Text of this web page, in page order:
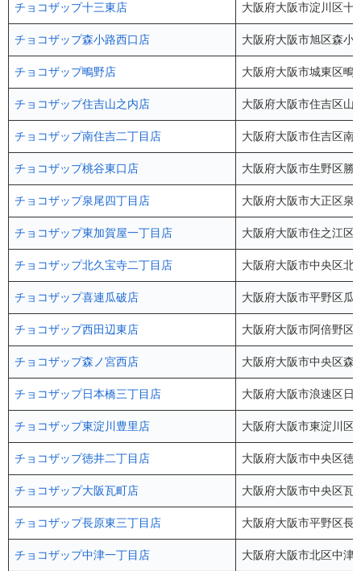
チョコザップ十三東店 大阪府大阪市淀川区
チョコザップ森小路西口店 大阪府大阪市旭区森
チョコザップ鴫野店 大阪府大阪市城東区
チョコザップ住吉山之内店 大阪府大阪市住吉区
チョコザップ南住吉二丁目店 大阪府大阪市住吉区
チョコザップ桃谷東口店 大阪府大阪市生野区
チョコザップ泉尾四丁目店 大阪府大阪市大正区
チョコザップ東加賀屋一丁目店 大阪府大阪市住之江
チョコザップ北久宝寺二丁目店 大阪府大阪市中央区
チョコザップ喜連瓜破店 大阪府大阪市平野区
チョコザップ西田辺東店 大阪府大阪市阿倍野
チョコザップ森ノ宮西店 大阪府大阪市中央区
チョコザップ日本橋三丁目店 大阪府大阪市浪速区
チョコザップ東淀川豊里店 大阪府大阪市東淀川
チョコザップ徳井二丁目店 大阪府大阪市中央区
チョコザップ大阪瓦町店 大阪府大阪市中央区
チョコザップ長原東三丁目店 大阪府大阪市平野区
チョコザップ中津一丁目店 大阪府大阪市北区中